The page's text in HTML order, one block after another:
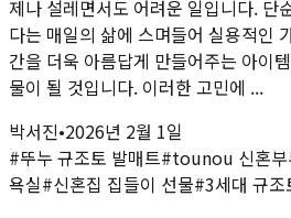
제나 설레면서도 어려운 일입니다. 단
다는 매일의 삶에 스며들어 실용적인
간을 더욱 아름답게 만들어주는 아이
물이 될 것입니다. 이러한 고민에 ...
박서진•2026년 2월 1일
#뚜누 규조토 발매트#tounou 신혼부
욕실#신혼집 집들이 선물#3세대 규조